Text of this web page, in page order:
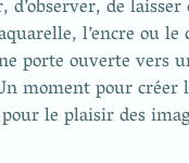
d’observer, de
l’encre ou
porte ouverte vers
moment pour créer
le plaisir des